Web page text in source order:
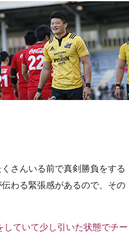
さんいる前で真剣勝負をする
わる緊張感があるので、その
ていて少し引いた状態でチー